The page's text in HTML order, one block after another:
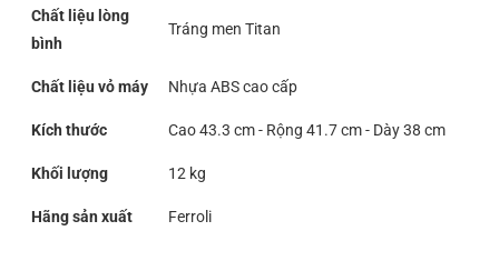
Chất liệu lòng
bình
Tráng men Titan
Chất liệu vỏ máy Nhựa ABS cao cấp
Kích thước Cao 43.3 cm - Rộng 41.7 cm - Dày 38 cm
Khối lượng 12 kg
Hãng sản xuất Ferroli